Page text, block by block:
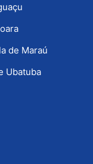
de Maraú
Ubatuba